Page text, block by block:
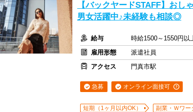
【バックヤードSTAFF】お
男女活躍中♪未経験も相談◎
給与
時給1500～1550円以
雇用形態
派遣社員
アクセス
門真市駅
急募 オンライン面接可
短期（1ヶ月以内OK） 副業・Ｗワー